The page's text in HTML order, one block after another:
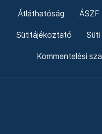
Átláthatóság ÁSZF
Sütitájékoztató
Kommentelési